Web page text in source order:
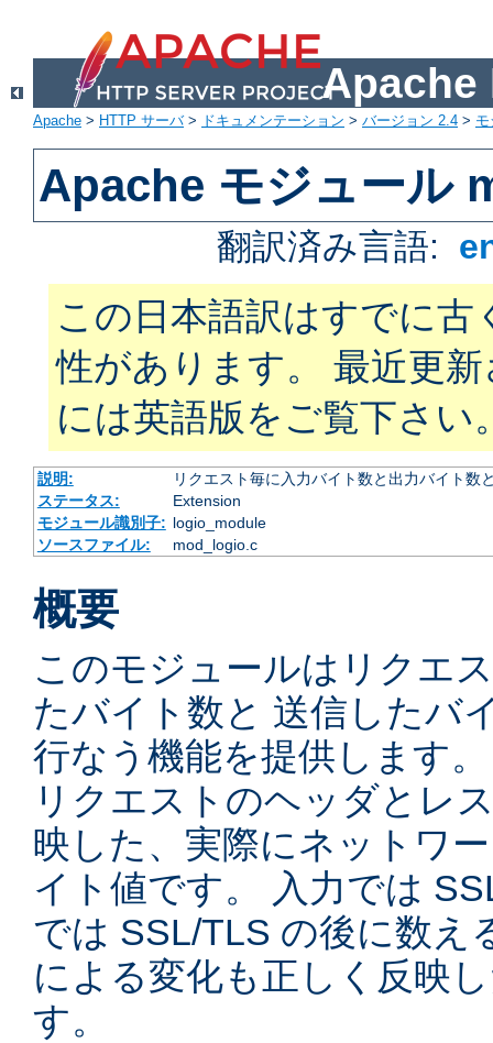
Apache
Apache > HTTP サーバ> ドキュメンテーション > バージョン 2.4 >
Apache モジュール
翻訳済み言語:
この日本語訳はすでに古
性があります。 最近更
には英語版をご覧下さい
説明:
リクエスト毎に入力バイト数と出力バイト数
ステータス:
Extension
モジュール識別子: logio_module
ソースファイル:
mod_logio.c
概要
このモジュールはリクエ
たバイト数と 送信したバ
行なう機能を提供します
リクエストのヘッダとレ
映した、実際にネットワ
イト値です。 入力では
では SSL/TLS の後に数え
による変化も正しく反映
す。